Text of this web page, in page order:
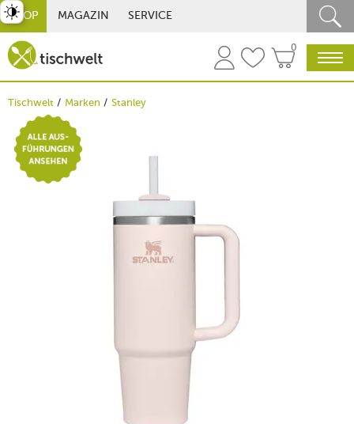
SHOP MAGAZIN SERVICE
0
Tischwelt Marken Stanley
umschalten